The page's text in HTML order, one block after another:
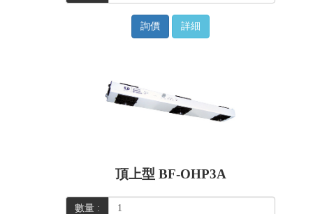
詢價 詳細
頂上型 BF-OHP3A
數量 :